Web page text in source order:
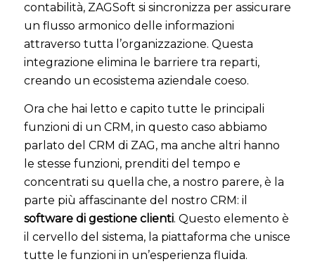
contabilità, ZAGSoft si sincronizza per assicurare
un flusso armonico delle informazioni
attraverso tutta l’organizzazione. Questa
integrazione elimina le barriere tra reparti,
creando un ecosistema aziendale coeso.
Ora che hai letto e capito tutte le principali
funzioni di un CRM, in questo caso abbiamo
parlato del CRM di ZAG, ma anche altri hanno
le stesse funzioni, prenditi del tempo e
concentrati su quella che, a nostro parere, è la
parte più affascinante del nostro CRM: il
software di gestione clienti. Questo elemento è
il cervello del sistema, la piattaforma che unisce
tutte le funzioni in un’esperienza fluida.